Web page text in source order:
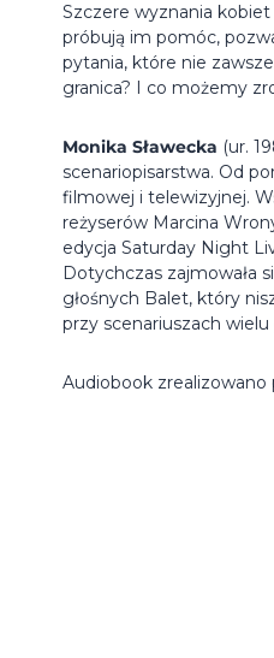
Szczere wyznania
próbują im pomóc,
pytania, które nie
granica? I co możemy
Monika Sławecka (ur.
scenariopisarstwa. Od
filmowej i telewizyjnej.
reżyserów Marcina
edycja Saturday Night
Dotychczas zajmowała
głośnych Balet, który
przy scenariuszach
Audiobook zrealizowano